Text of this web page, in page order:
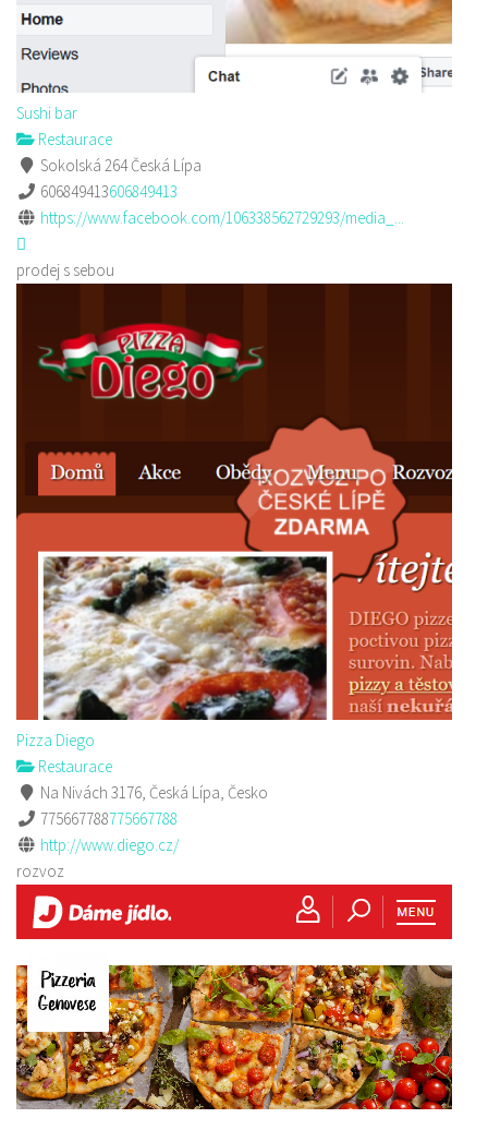
Sushi bar
Restaurace
Sokolská 264 Česká Lípa
606849413606849413
https://www.facebook.com/106338562729293/media_...
prodej s sebou
Pizza Diego
Restaurace
Na Nivách 3176, Česká Lípa, Česko
775667788775667788
http://www.diego.cz/
rozvoz